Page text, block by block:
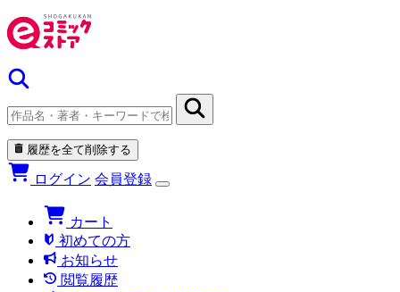
履歴を全て削除する
ログイン 会員登録
カート
初めての方
お知らせ
閲覧履歴